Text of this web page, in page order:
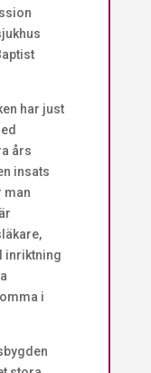
har just
års
insats
man
inriktning
i